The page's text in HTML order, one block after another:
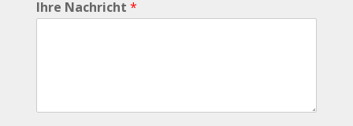
Ihre Nachricht *